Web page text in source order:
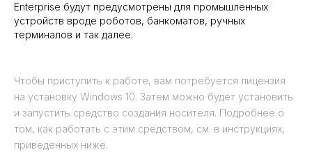
Enterprise будут предусмотрены для промышленных
устройств вроде роботов, банкоматов, ручных
терминалов и так далее.
Чтобы приступить к работе, вам потребуется лицензия
на установку Windows 10. Затем можно будет установить
и запустить средство создания носителя. Подробнее о
том, как работать с этим средством, см. в инструкциях,
приведенных ниже.